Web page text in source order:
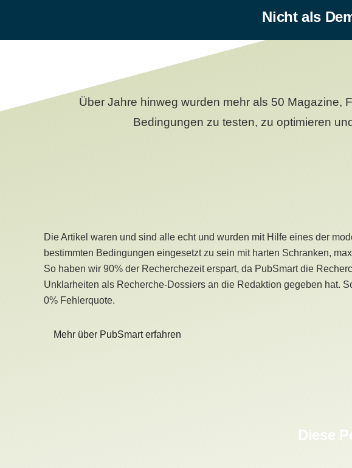
Nicht als
Über Jahre hinweg wurden mehr als 50 Magazine,
Bedingungen zu testen, zu optimieren
Die Artikel waren und sind alle echt und wurden mit Hilfe eines der
bestimmten Bedingungen eingesetzt zu sein mit harten Schranken,
So haben wir 90% der Recherchezeit erspart, da PubSmart die
Unklarheiten als Recherche-Dossiers an die Redaktion gegeben hat.
0% Fehlerquote.
Mehr über PubSmart erfahren
Diese